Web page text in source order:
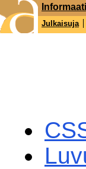
Julkaisuja